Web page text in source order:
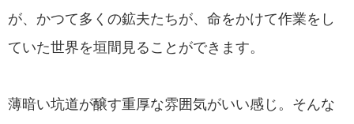
が、かつて多くの鉱夫たちが、命をかけて作業をし
ていた世界を垣間見ることができます。
薄暗い坑道が醸す重厚な雰囲気がいい感じ。そんな